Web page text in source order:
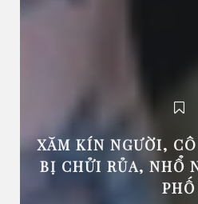
XĂM KÍN NGƯỜI,
BỊ CHỬI RỦA, NHỔ
PHỐ